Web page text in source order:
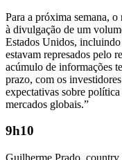
Para a próxima semana,
à divulgação de um
Estados Unidos,
estavam represados pelo
acúmulo de informações
prazo, com os
expectativas sobre
mercados globais.”
9h10